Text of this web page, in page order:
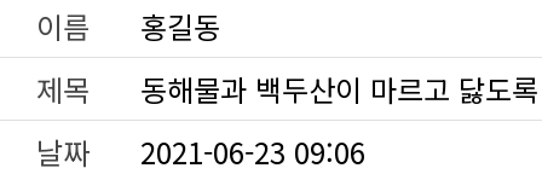
이름
홍길동
제목
동해물과 백두산이 마르고 닳도
날짜
2021-06-23 09:06